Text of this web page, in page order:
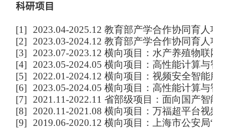
科研项目
[1]
2023.04-2025.12 教育部产学合作协同育人
[2]
2023.03-2024.12 教育部产学合作协同育人
[3]
2023.07-2023.12 横向项目：水产养殖物联网
[4]
2023.05-2024.05 横向项目：高性能计算与
[5]
2022.01-2024.12 横向项目：视频安全智能
[6]
2023.05-2024.05 横向项目：高性能计算与智
[7]
2021.11-2022.11 省部级项目：面向国产智能
[8]
2020.11-2021.08 横向项目：万福超平台视
[9] 2019.06-2020.12 横向项目：上海市公安局“